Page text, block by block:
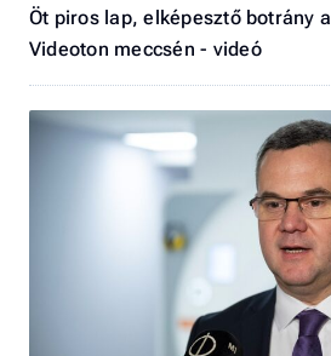
Öt piros lap, elképesztő botrány a
Videoton meccsén - videó